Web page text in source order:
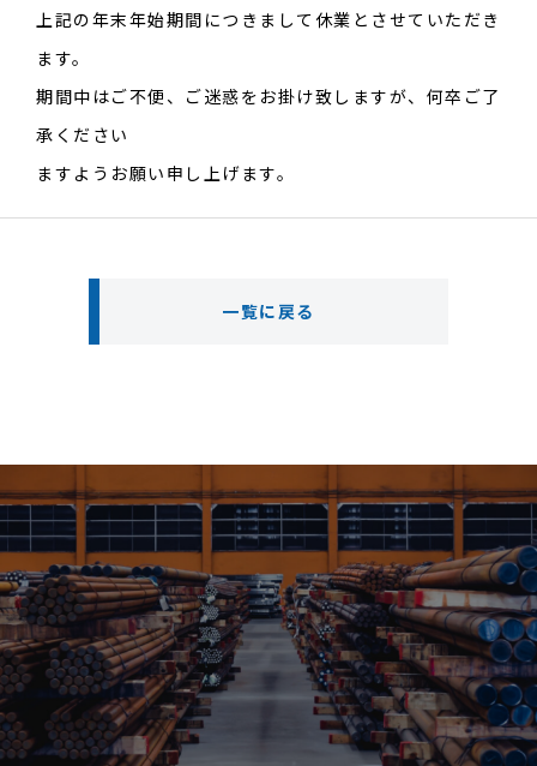
上記の年末年始期間につきまして休業とさせていただき
ます。
期間中はご不便、ご迷惑をお掛け致しますが、何卒ご了
承ください
ますようお願い申し上げます。
一覧に戻る